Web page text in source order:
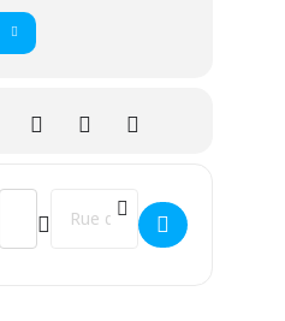
Address - Exposition Flandrail []
Destination Address -